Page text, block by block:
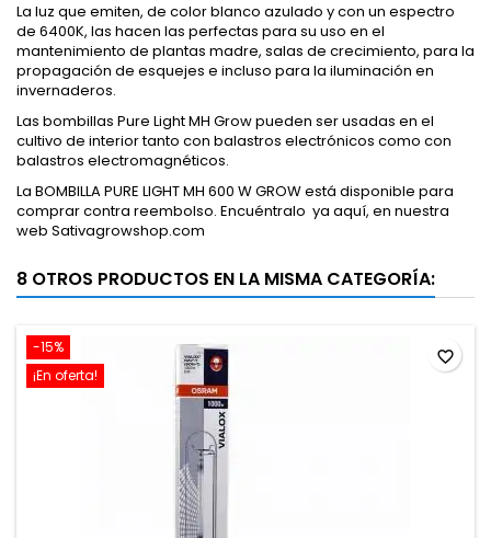
La luz que emiten, de color blanco azulado y con un espectro
de 6400K, las hacen las perfectas para su uso en el
mantenimiento de plantas madre, salas de crecimiento, para la
propagación de esquejes e incluso para la iluminación en
invernaderos.
Las bombillas Pure Light MH Grow pueden ser usadas en el
cultivo de interior tanto con balastros electrónicos como con
balastros electromagnéticos.
La BOMBILLA PURE LIGHT MH 600 W GROW está disponible para
comprar contra reembolso. Encuéntralo ya aquí, en nuestra
web Sativagrowshop.com
8 OTROS PRODUCTOS EN LA MISMA CATEGORÍA:
-15%
¡En oferta!
favorite_border